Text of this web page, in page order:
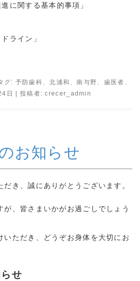
に関する基本的事項」
ライン」
グ: 予防歯科、北浦和 、南与野、 歯医者 、
日 投稿者:crecer_admin
お知らせ
き、誠にありがとうございます。
が、皆さまいかがお過ごしでしょう
いただき、どうぞお身体を大切にお
せ